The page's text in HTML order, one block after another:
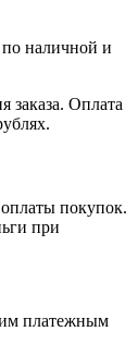
наличной и
заказа. Оплата
покупок.
при
платежным